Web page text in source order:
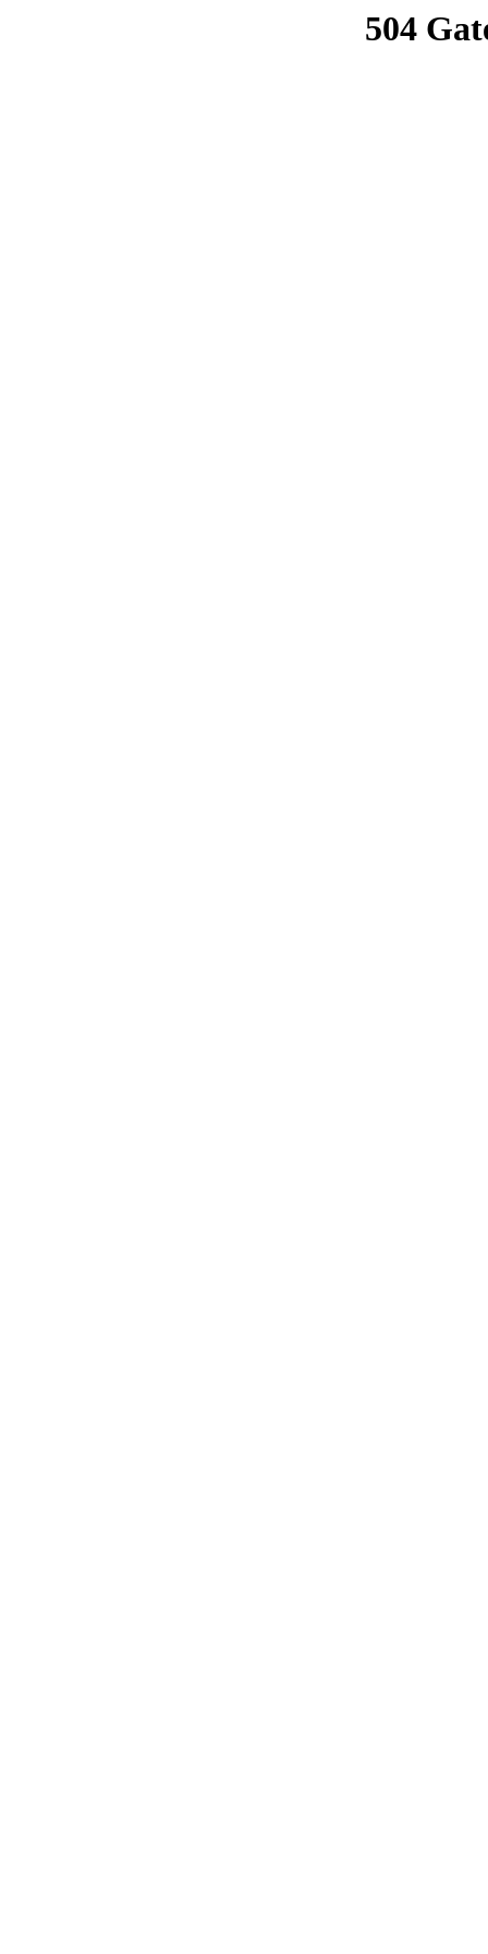
504